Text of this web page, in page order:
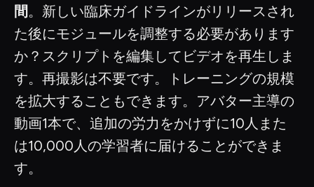
間 。新しい臨床ガイドラインがリリースされ
た後にモジュールを調整する必要があります
か？スクリプトを編集してビデオを再生しま
す。再撮影は不要です。トレーニングの規模
を拡大することもできます。アバター主導の
動画1本で、追加の労力をかけずに10人また
は10,000人の学習者に届けることができま
す。